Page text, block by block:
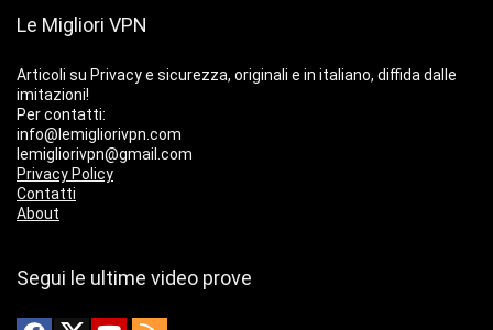
Le Migliori VPN
Articoli su Privacy e sicurezza, originali e in italiano, diffida dalle
imitazioni!
Per contatti:
info@lemigliorivpn.com
lemigliorivpn@gmail.com
Privacy Policy
Contatti
About
Segui le ultime video prove